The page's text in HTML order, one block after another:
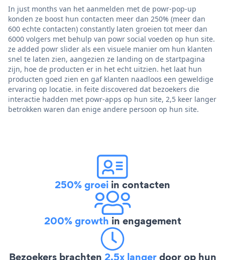
In just months van het aanmelden met de powr-pop-up
konden ze boost hun contacten meer dan 250% (meer dan
600 echte contacten) constantly laten groeien tot meer dan
6000 volgers met behulp van powr social voeden op hun site.
ze added powr slider als een visuele manier om hun klanten
snel te laten zien, aangezien ze landing on de startpagina
zijn, hoe de producten er in het echt uitzien. het laat hun
producten goed zien en gaf klanten naadloos een geweldige
ervaring op locatie. in feite discovered dat bezoekers die
interactie hadden met powr-apps op hun site, 2,5 keer langer
betrokken waren dan enige andere persoon op hun site.
250% groei in contacten
200% growth in engagement
Bezoekers brachten 2,5x langerdoor op hun